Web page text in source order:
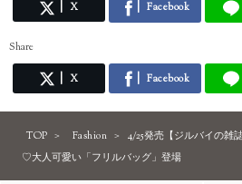
X Facebook
Share
X Facebook
TOP Fashion
4/25発売【ジルバイの雑
♡大人可愛い「フリルバッグ」登場